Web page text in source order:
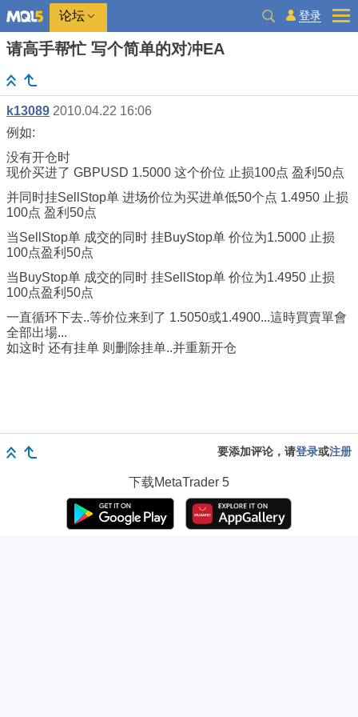
论坛 登录
请高手帮忙 写个简单的对冲EA
k13089 2010.04.22 16:06
例如:
没有开仓时
现价买进了 GBPUSD 1.5000 这个价位 止损100点 盈利50点
并同时挂SellStop单 进场价位为买进单低50个点 1.4950 止损
100点 盈利50点
当SellStop单 成交的同时 挂BuyStop单 价位为1.5000 止损
100点盈利50点
当BuyStop单 成交的同时 挂SellStop单 价位为1.4950 止损
100点盈利50点
一直循环下去..等价位来到了 1.5050或1.4900...這時買賣單會
全部出場...
如这时 还有挂单 则删除挂单..并重新开仓
要添加评论，请登录或注册
下载MetaTrader 5